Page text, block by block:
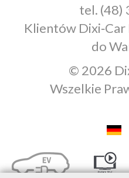
tel. (48)
Klientów Dixi‑Car
do
© 2026
Wszelkie